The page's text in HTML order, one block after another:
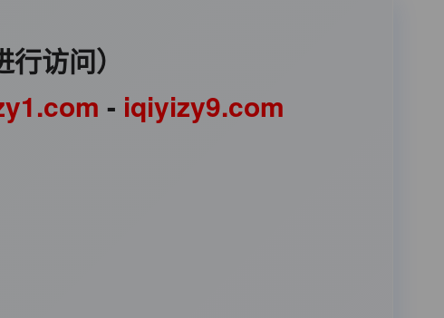
访问）
- iqiyizy9.com